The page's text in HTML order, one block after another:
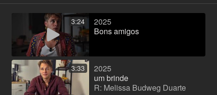
3:24
2025
Bons amigos
3:33
2025
um brinde
R: Melissa Budweg Duarte